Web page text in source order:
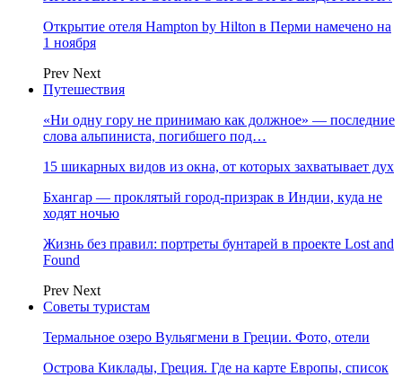
Открытие отеля Hampton by Hilton в Перми намечено на
1 ноября
Prev Next
Путешествия
«Ни одну гору не принимаю как должное» — последние
слова альпиниста, погибшего под…
15 шикарных видов из окна, от которых захватывает дух
Бхангар — проклятый город-призрак в Индии, куда не
ходят ночью
Жизнь без правил: портреты бунтарей в проекте Lost and
Found
Prev Next
Советы туристам
Термальное озеро Вульягмени в Греции. Фото, отели
Острова Киклады, Греция. Где на карте Европы, список